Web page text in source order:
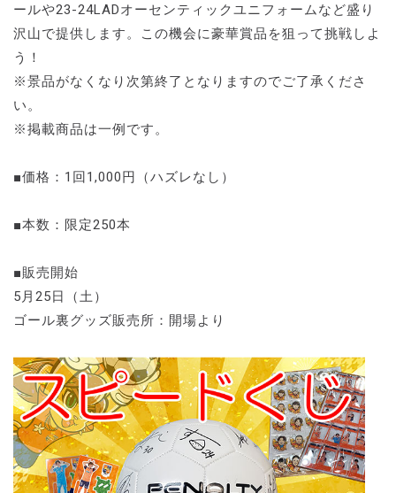
ールや23-24LADオーセンティックユニフォームなど盛り
沢山で提供します。この機会に豪華賞品を狙って挑戦しよ
う！
※景品がなくなり次第終了となりますのでご了承くださ
い。
※掲載商品は一例です。
■価格：1回1,000円（ハズレなし）
■本数：限定250本
■販売開始
5月25日（土）
ゴール裏グッズ販売所：開場より